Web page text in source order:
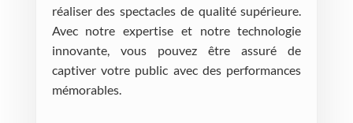
réaliser des spectacles de qualité supérieure.
Avec notre expertise et notre technologie
innovante, vous pouvez être assuré de
captiver votre public avec des performances
mémorables.